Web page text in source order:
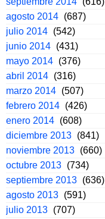
agosto 2014 (687)
julio 2014 (542)
junio 2014 (431)
mayo 2014 (376)
abril 2014 (316)
marzo 2014 (507)
febrero 2014 (426)
enero 2014 (608)
diciembre 2013 (841)
noviembre 2013 (660)
octubre 2013 (734)
septiembre 2013 (636)
agosto 2013 (591)
julio 2013 (707)